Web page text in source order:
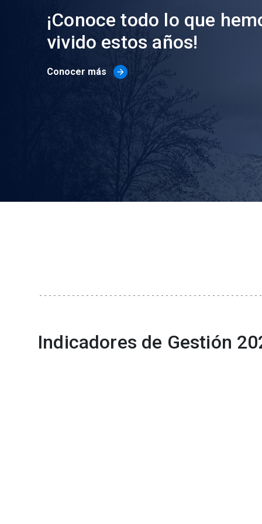
¡Conoce todo lo que
vivido estos años!
Conocer más arrow_forward
Indicadores de Gestión